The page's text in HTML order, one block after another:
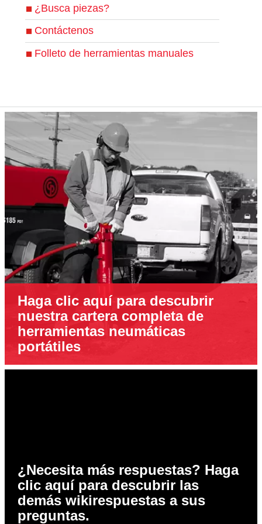
¿Busca piezas?
Contáctenos
Folleto de herramientas manuales
Haga clic aquí para descubrir
nuestra cartera completa de
herramientas neumáticas
portátiles
¿Necesita más respuestas? Haga
clic aquí para descubrir las
demás wikirespuestas a sus
preguntas.